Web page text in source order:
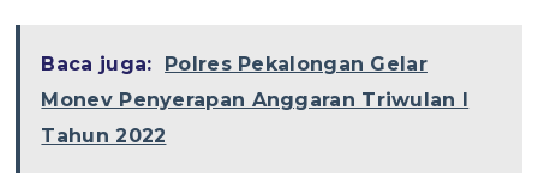
Baca juga:
Polres Pekalongan Gelar
Monev Penyerapan Anggaran Triwulan I
Tahun 2022